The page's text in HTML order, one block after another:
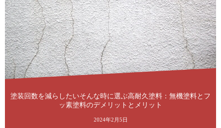
塗装回数を減らしたいそんな時に選ぶ高耐久塗料：無機塗料とフ
ッ素塗料のデメリットとメリット
2024年2月5日